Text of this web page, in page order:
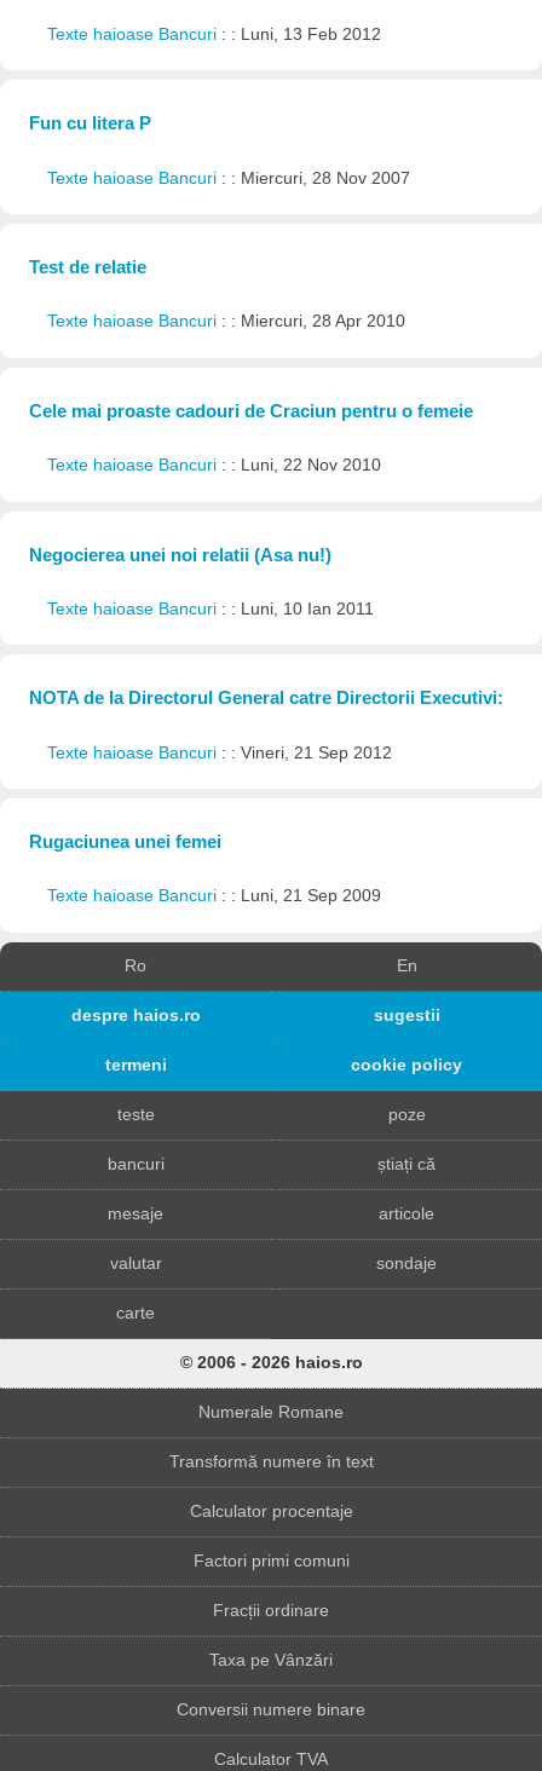
Texte haioase Bancuri : : Luni, 13 Feb 2012
Fun cu litera P
Texte haioase Bancuri : : Miercuri, 28 Nov 2007
Test de relatie
Texte haioase Bancuri : : Miercuri, 28 Apr 2010
Cele mai proaste cadouri de Craciun pentru o femeie
Texte haioase Bancuri : : Luni, 22 Nov 2010
Negocierea unei noi relatii (Asa nu!)
Texte haioase Bancuri : : Luni, 10 Ian 2011
NOTA de la Directorul General catre Directorii Executivi:
Texte haioase Bancuri : : Vineri, 21 Sep 2012
Rugaciunea unei femei
Texte haioase Bancuri : : Luni, 21 Sep 2009
Ro En
despre haios.ro sugestii
termeni cookie policy
teste poze
bancuri știați că
mesaje articole
valutar sondaje
carte
© 2006 - 2026 haios.ro
Numerale Romane
Transformă numere în text
Calculator procentaje
Factori primi comuni
Fracții ordinare
Taxa pe Vânzări
Conversii numere binare
Calculator TVA